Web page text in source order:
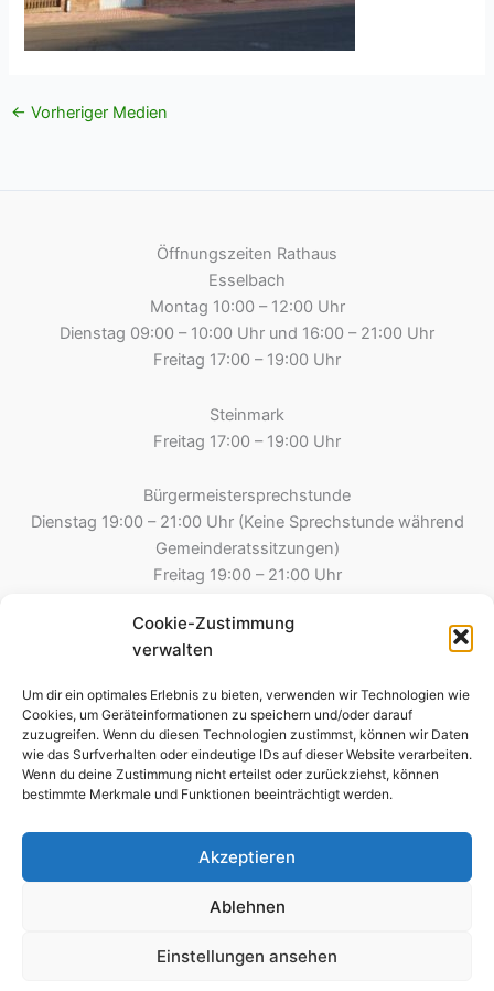
Cookie-Zustimmung
verwalten
Um dir ein optimales Erlebnis zu bieten, verwenden wir Technologien wie
Cookies, um Geräteinformationen zu speichern und/oder darauf
zuzugreifen. Wenn du diesen Technologien zustimmst, können wir Daten
wie das Surfverhalten oder eindeutige IDs auf dieser Website verarbeiten.
Wenn du deine Zustimmung nicht erteilst oder zurückziehst, können
bestimmte Merkmale und Funktionen beeinträchtigt werden.
Akzeptieren
Ablehnen
Einstellungen ansehen
← Vorheriger Medien
Öffnungszeiten Rathaus
Esselbach
Montag 10:00 – 12:00 Uhr
Dienstag 09:00 – 10:00 Uhr und 16:00 – 21:00 Uhr
Freitag 17:00 – 19:00 Uhr
Steinmark
Freitag 17:00 – 19:00 Uhr
Bürgermeistersprechstunde
Dienstag 19:00 – 21:00 Uhr (Keine Sprechstunde während
Gemeinderatssitzungen)
Freitag 19:00 – 21:00 Uhr
Gemeinde Esselbach
Hauptstraße 8
Tel.: 09394 – 2213
09394 – 8275 (Steinmark)
Fax: 09394-995790
E-Mail: kontakt@esselbach-online.de
Copyright © 2026 Gemeinde Esselbach
Datenschutz